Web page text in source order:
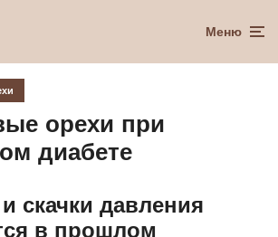
Меню
орехи при
диабете
скачки давления
в прошлом